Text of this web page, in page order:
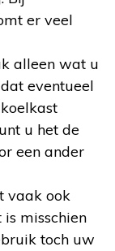
er veel
alleen wat u
eventueel
u het de
een ander
vaak ook
misschien
toch uw